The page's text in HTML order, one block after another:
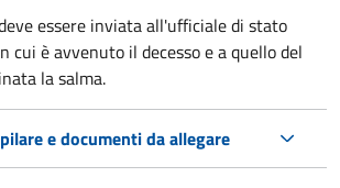
essere inviata all'ufficiale di stato
cui è avvenuto il decesso e a quello del
la salma.
e documenti da allegare